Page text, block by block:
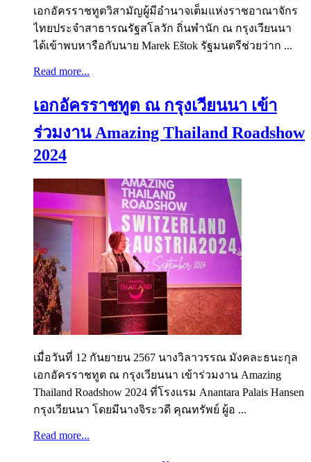
เอกอัครราชทูตวิสามัญผู้มีอำนาจเต็มแห่งราชอาณาจักร
ไทยประจำสาธารณรัฐสโลวัก ถิ่นพำนัก ณ กรุงเวียนนา
ได้เข้าพบหารือกับนาย Marek Eštok รัฐมนตรีช่วยว่าก ...
Read more...
เอกอัครราชทูต ณ กรุงเวียนนา เข้า
ร่วมงาน Amazing Thailand Roadshow
2024
เมื่อวันที่ 12 กันยายน 2567 นางวิลาวรรณ มังคละธนะกุล
เอกอัครราชทูต ณ กรุงเวียนนา เข้าร่วมงาน Amazing
Thailand Roadshow 2024 ที่โรงแรม Anantara Palais Hansen
กรุงเวียนนา โดยมีนางจิระวดี คุณทรัพย์ ผู้อ ...
Read more...